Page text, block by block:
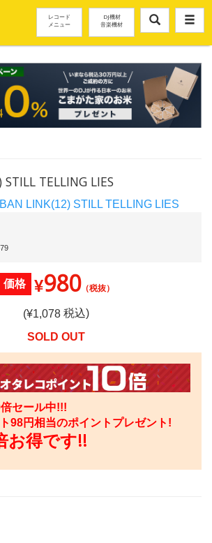
レコード
メニュー
DJ機材
音楽機材
TELLING LIES
価格 ¥980（税抜）
(¥1,078税込)
SOLD OUT
セール中!!!
98円相当のポイントプレゼント!
お得です!!